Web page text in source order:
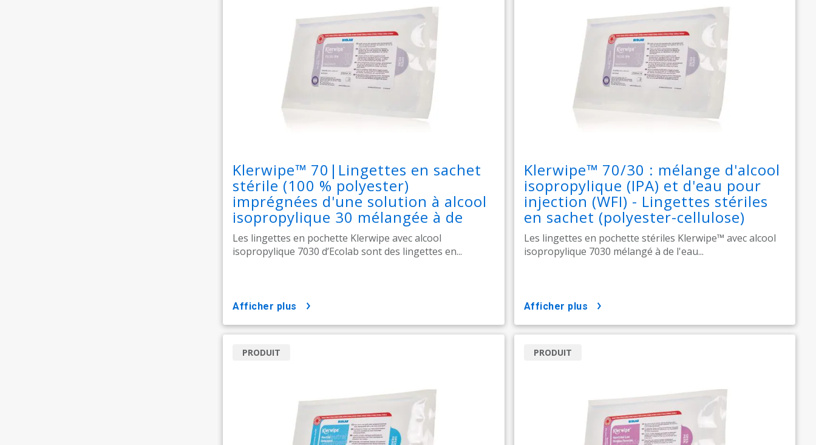
Klerwipe™ 70|Lingettes en sachet
stérile (100 % polyester)
imprégnées d'une solution à alcool
isopropylique 30 mélangée à de
l'eau pour injection (WFI)
Les lingettes en pochette Klerwipe avec alcool
isopropylique 7030 d’Ecolab sont des lingettes en...
afficher plus
Klerwipe™ 70/30 : mélange d'alcool
isopropylique (IPA) et d'eau pour
injection (WFI) - Lingettes stériles
en sachet (polyester-cellulose)
Les lingettes en pochette stériles Klerwipe™ avec alcool
isopropylique 7030 mélangé à de l'eau...
afficher plus
PRODUIT PRODUIT